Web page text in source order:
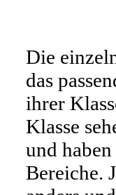
Die
das
ihrer
Klasse
und
Bereiche.